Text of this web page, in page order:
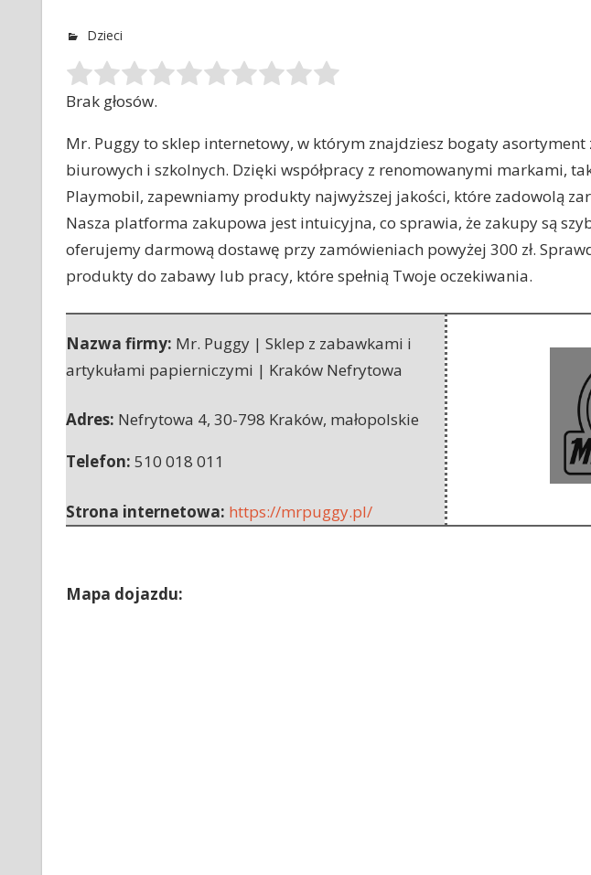
Dzieci
Brak głosów.
Mr. Puggy to sklep internetowy, w którym znajdziesz bogaty asortyment
biurowych i szkolnych. Dzięki współpracy z renomowanymi markami,
Playmobil, zapewniamy produkty najwyższej jakości, które zadowolą
Nasza platforma zakupowa jest intuicyjna, co sprawia, że zakupy są
oferujemy darmową dostawę przy zamówieniach powyżej 300 zł.
produkty do zabawy lub pracy, które spełnią Twoje oczekiwania.
Nazwa firmy: Mr. Puggy | Sklep z zabawkami i
artykułami papierniczymi | Kraków Nefrytowa
Adres: Nefrytowa 4, 30-798 Kraków, małopolskie
Telefon: 510 018 011
Strona internetowa: https://mrpuggy.pl/
Mapa dojazdu: